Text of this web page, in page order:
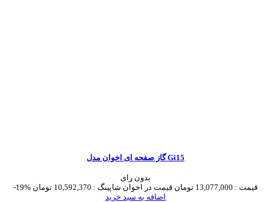
گاز صفحه ای اخوان مدل Gi15
بدون رای
-19%
قیمت : 13,077,000 تومان قیمت در اخوان شاپینگ : 10,592,370 تومان
اضافه به سبد خرید